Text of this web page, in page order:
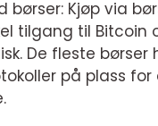
børser: Kjøp via
tilgang til Bitcoin
De fleste børser
på plass